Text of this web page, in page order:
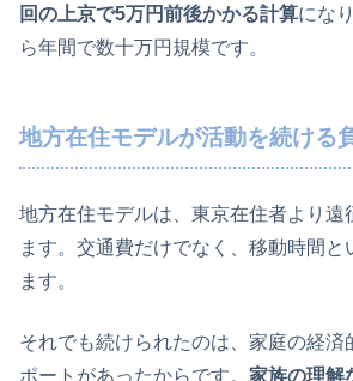
回の上京で5万円前後かかる計算にな
ら年間で数十万円規模です。
地方在住モデルが活動を続ける
地方在住モデルは、東京在住者より遠
ます。交通費だけでなく、移動時間と
ます。
それでも続けられたのは、家庭の経済
ポートがあったからです。 家族の理解